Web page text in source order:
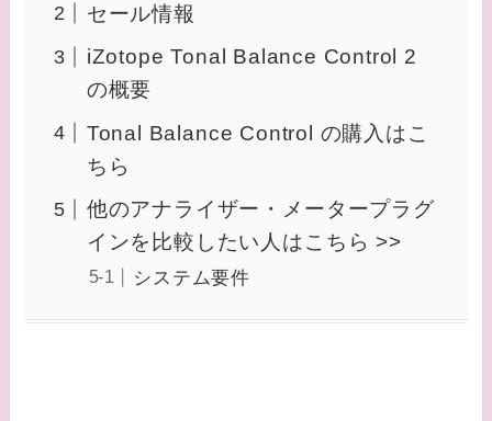
セール情報
iZotope Tonal Balance Control 2
の概要
Tonal Balance Control の購入はこ
ちら
他のアナライザー・メータープラグ
インを比較したい人はこちら >>
システム要件